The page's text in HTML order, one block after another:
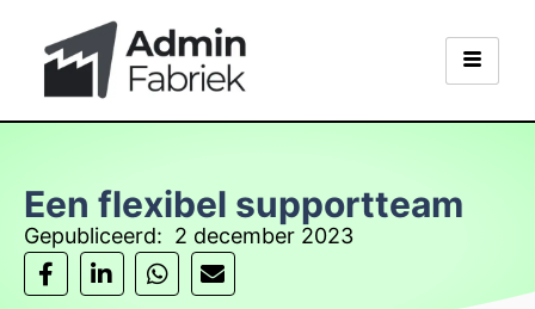
Een flexibel supportteam
Gepubliceerd: 2 december 2023